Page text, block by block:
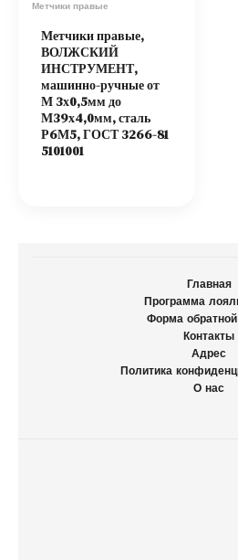
Метчики правые
Метчики правые,
ВОЛЖСКИЙ
ИНСТРУМЕНТ,
машинно-ручные от
М 3х0,5мм до
М39х4,0мм, сталь
Р6М5, ГОСТ 3266-81
5101001
Главная
Программа
Форма обратной
Контакты
Адрес
Политика
О нас